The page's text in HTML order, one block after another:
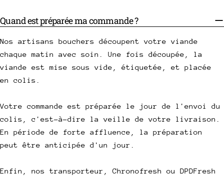
Quand est préparée ma commande ?
Nos artisans bouchers découpent votre viande
chaque matin avec soin. Une fois découpée, la
viande est mise sous vide, étiquetée, et placée
en colis.
Votre commande est préparée le jour de l'envoi du
colis, c'est-à-dire la veille de votre livraison.
En période de forte affluence, la préparation
peut être anticipée d'un jour.
Enfin, nos transporteur, Chronofresh ou DPDFresh